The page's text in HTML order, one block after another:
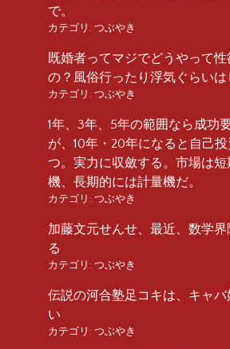
で。
カテゴリ: つぶやき
既婚者ってマジでどうやって
の？風俗行ったり浮気ぐらいは
カテゴリ: つぶやき
1年、3年、5年の範囲なら成功
が、10年・20年になると自己
つ。実力に収斂する。市場は
機、長期的には計量機だ。
カテゴリ: つぶやき
加藤文元せんせ、最近、数学
る
カテゴリ: つぶやき
伝説の河合塾足コキは、キャ
い
カテゴリ: つぶやき